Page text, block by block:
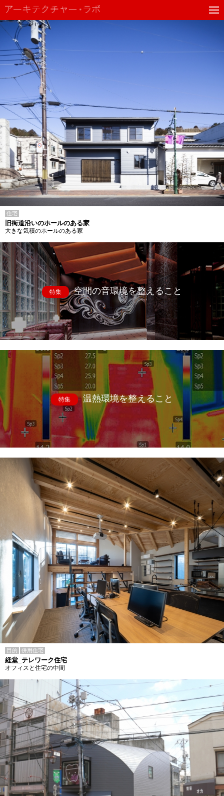
住宅
旧街道沿いのホールのある家
大きな気積のホールのある家
特集 空間の音環境を整えること
特集 温熱環境を整えること
目的 併用住宅
経堂_テレワーク住宅
オフィスと住宅の中間